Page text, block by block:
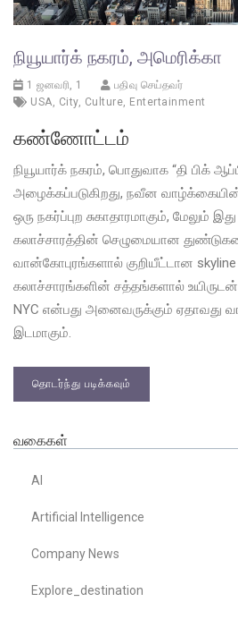
நியூயார்க் நகரம், அமெரிக்கா
1 ஜனவரி, 1
பதிவு செய்தவர்
USA, City, Culture, Entertainment
கண்ணோட்டம்
நியூயார்க் நகரம், பொதுவாக “தி பிக்
அழைக்கப்படுகிறது, நவீன வாழ்க்கையின்
ஒரு நகர்ப்புற சுகாதாரமாகும், மேலும்
கலாச்சாரத்தின் செழுமையான
வான்கோபுரங்களால் குறியீட்டான skyline
கலாச்சாரங்களின் சத்தங்களால்
NYC என்பது அனைவருக்கும் ஏதாவது
இடமாகும்.
தொடர்ந்து படிக்கவும்
வகைகள்
AI
Artificial Intelligence
Company News
Explore_destination